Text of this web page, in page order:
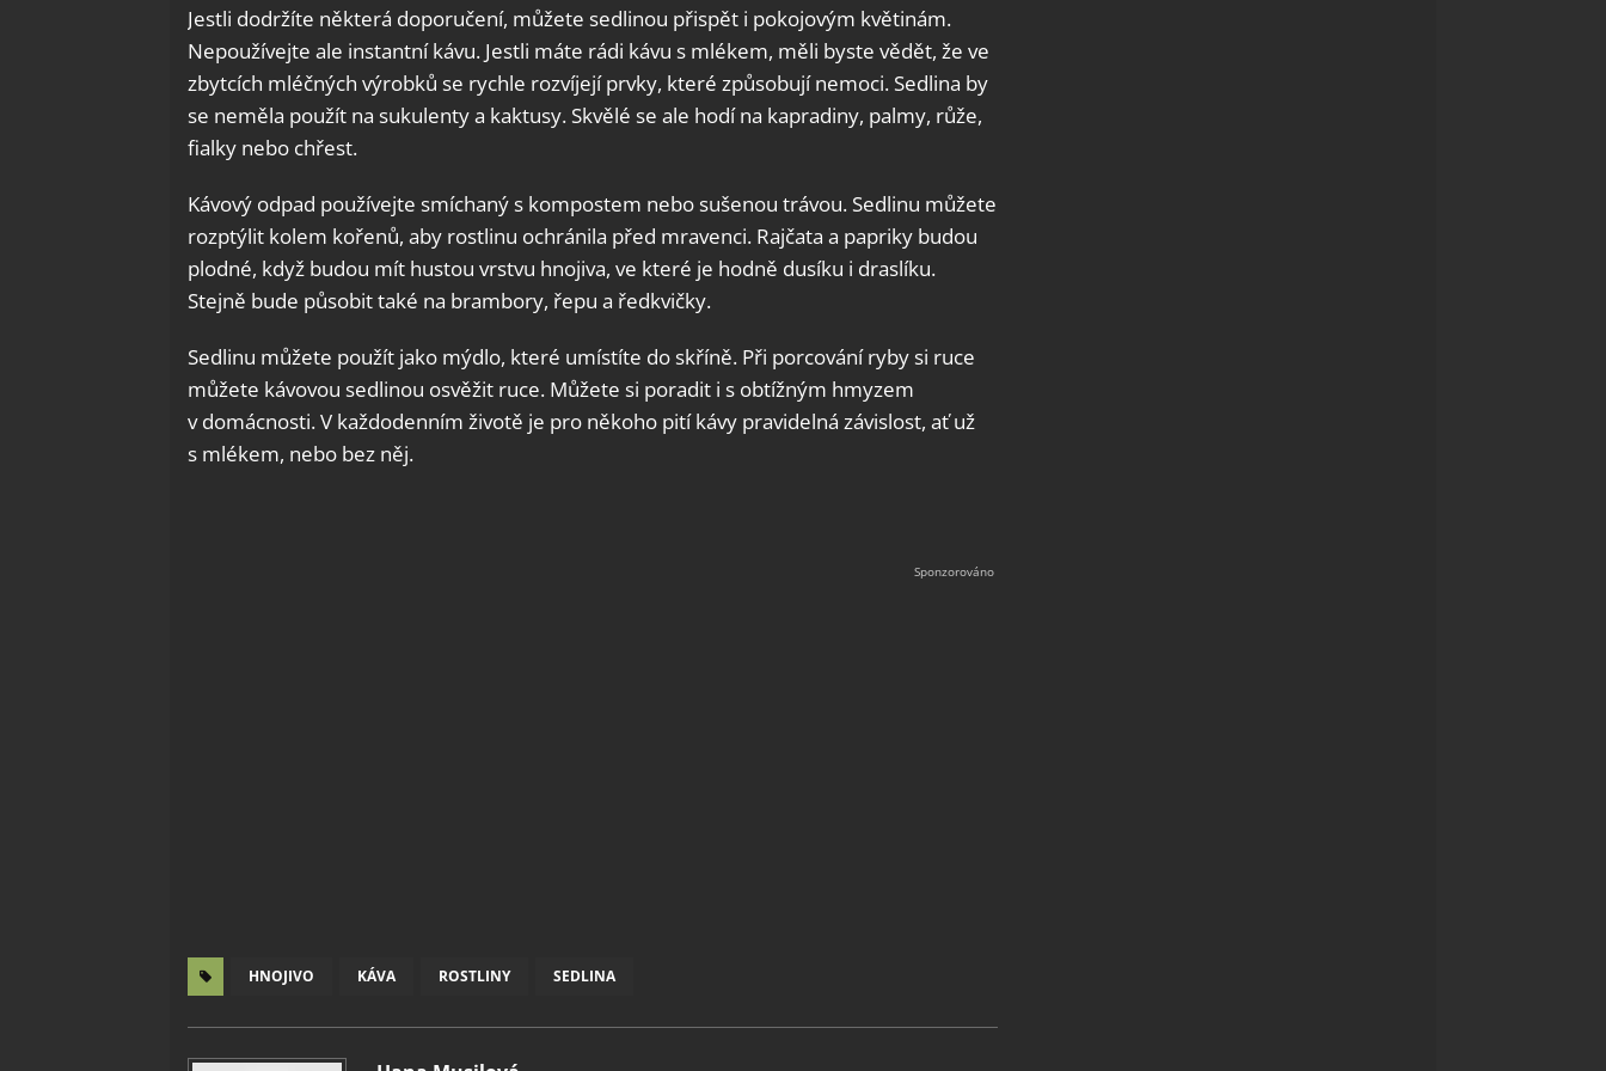
Jestli dodržíte některá doporučení, můžete sedlinou přispět i pokojovým květinám.
Nepoužívejte ale instantní kávu. Jestli máte rádi kávu s mlékem, měli byste vědět, že ve
zbytcích mléčných výrobků se rychle rozvíjejí prvky, které způsobují nemoci. Sedlina by
se neměla použít na sukulenty a kaktusy. Skvělé se ale hodí na kapradiny, palmy, růže,
fialky nebo chřest.
Kávový odpad používejte smíchaný s kompostem nebo sušenou trávou. Sedlinu můžete
rozptýlit kolem kořenů, aby rostlinu ochránila před mravenci. Rajčata a papriky budou
plodné, když budou mít hustou vrstvu hnojiva, ve které je hodně dusíku i draslíku.
Stejně bude působit také na brambory, řepu a ředkvičky.
Sedlinu můžete použít jako mýdlo, které umístíte do skříně. Při porcování ryby si ruce
můžete kávovou sedlinou osvěžit ruce. Můžete si poradit i s obtížným hmyzem
v domácnosti. V každodenním životě je pro někoho pití kávy pravidelná závislost, ať už
s mlékem, nebo bez něj.
HNOJIVO KÁVA ROSTLINY SEDLINA